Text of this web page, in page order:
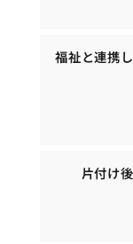
福祉と連携
片付け